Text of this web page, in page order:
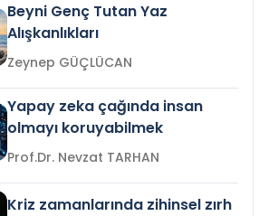
Beyni Genç Tutan Yaz
Alışkanlıkları
Zeynep GÜÇLÜCAN
Yapay zeka çağında insan
olmayı koruyabilmek
Prof.Dr. Nevzat TARHAN
Kriz zamanlarında zihinsel zırh